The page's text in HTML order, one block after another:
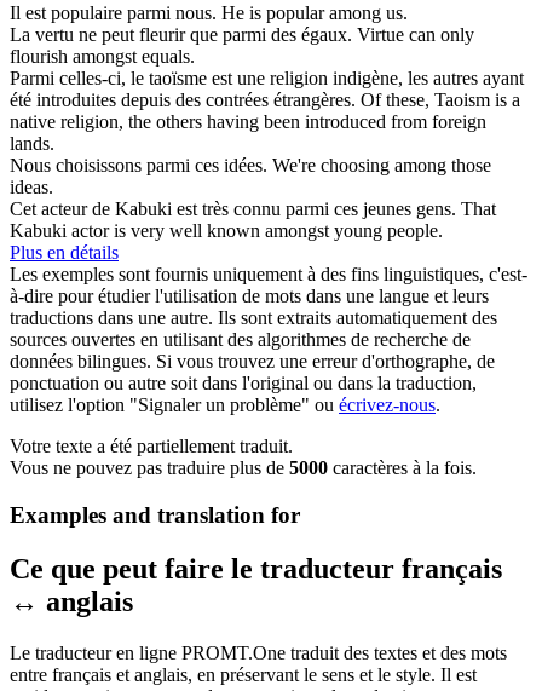
Il est populaire parmi nous. He is popularamong us.
La vertu ne peut fleurir que parmi des égaux. Virtue can only
flourish amongst equals.
Parmi celles-ci, le taoïsme est une religion indigène, les autres ayant
été introduites depuis des contrées étrangères. Of these, Taoism is a
native religion, the others having been introduced from foreign
lands.
Nous choisissons parmi ces idées. We're choosing among those
ideas.
Cet acteur de Kabuki est très connu parmi ces jeunes gens. That
Kabuki actor is very well known amongst young people.
Plus en détails
Les exemples sont fournis uniquement à des fins linguistiques, c'est-
à-dire pour étudier l'utilisation de mots dans une langue et leurs
traductions dans une autre. Ils sont extraits automatiquement des
sources ouvertes en utilisant des algorithmes de recherche de
données bilingues. Si vous trouvez une erreur d'orthographe, de
ponctuation ou autre soit dans l'original ou dans la traduction,
utilisez l'option "Signaler un problème" ou écrivez-nous.
Votre texte a été partiellement traduit.
Vous ne pouvez pas traduire plus de 5000 caractères à la fois.
Examples and translation for
Ce que peut faire le traducteur français
↔ anglais
Le traducteur en ligne PROMT.One traduit des textes et des mots
entre français et anglais, en préservant le sens et le style. Il est